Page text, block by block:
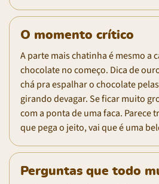
O momento crítico
A parte mais chatinha é mesmo a
chocolate no começo. Dica de
chá pra espalhar o chocolate
girando devagar. Se ficar muito
com a ponta de uma faca. Parece
que pega o jeito, vai que é uma
Perguntas que todo